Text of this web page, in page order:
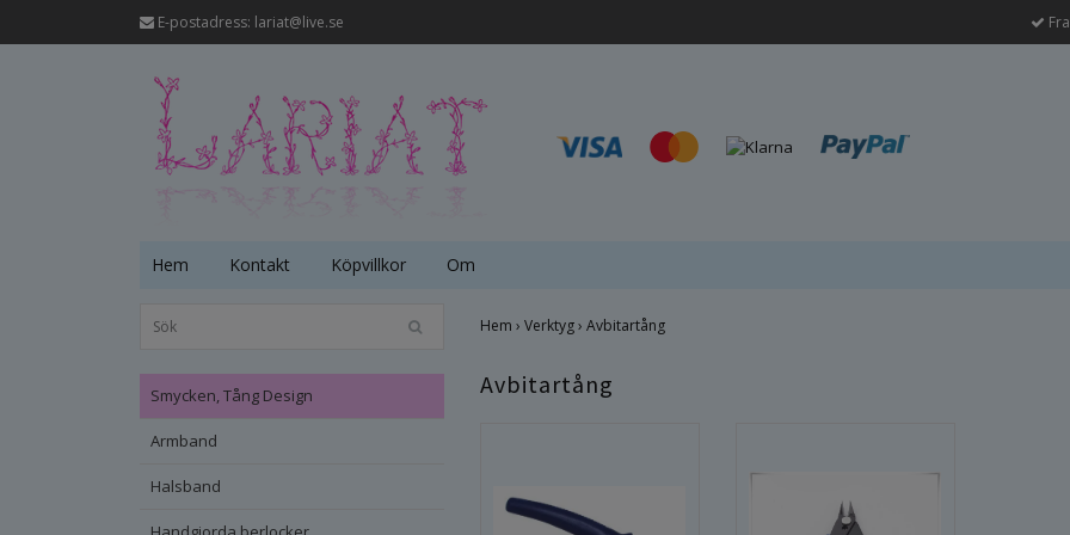
E-postadress: lariat@live.se
Hem Kontakt Köpvillkor Om
Smycken, Tång Design
Armband
Halsband
Hem › Verktyg› Avbitartång
Avbitartång